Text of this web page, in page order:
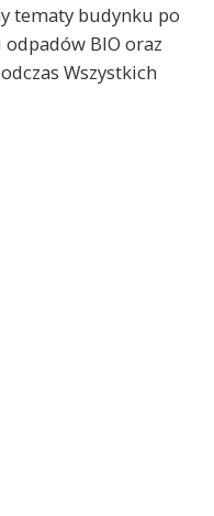
tematy budynku po
BIO oraz
Wszystkich